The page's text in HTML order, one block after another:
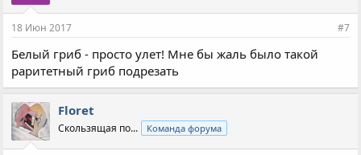
18 Июн 2017 #7
Белый гриб - просто улет! Мне бы жаль было такой
раритетный гриб подрезать
Floret
Скользящая по... Команда форума